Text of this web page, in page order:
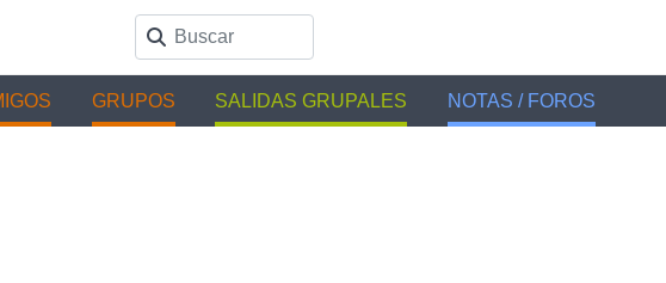
GRUPOS SALIDAS GRUPALES NOTAS / FOROS